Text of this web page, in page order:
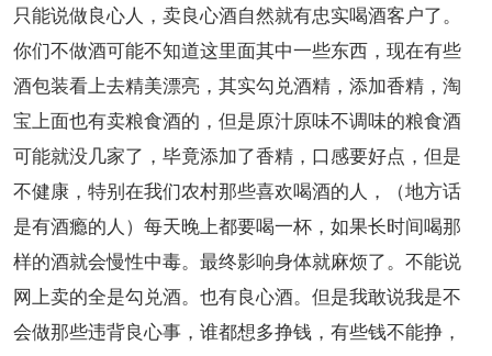
只能说做良心人，卖良心酒自然就有忠实喝酒客户了。
你们不做酒可能不知道这里面其中一些东西，现在有些
酒包装看上去精美漂亮，其实勾兑酒精，添加香精，淘
宝上面也有卖粮食酒的，但是原汁原味不调味的粮食酒
可能就没几家了，毕竟添加了香精，口感要好点，但是
不健康，特别在我们农村那些喜欢喝酒的人，（地方话
是有酒瘾的人）每天晚上都要喝一杯，如果长时间喝那
样的酒就会慢性中毒。最终影响身体就麻烦了。不能说
网上卖的全是勾兑酒。也有良心酒。但是我敢说我是不
会做那些违背良心事，谁都想多挣钱，有些钱不能挣，